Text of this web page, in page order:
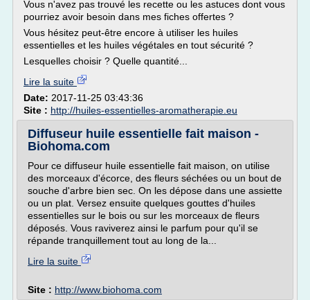
Vous n'avez pas trouvé les recette ou les astuces dont vous
pourriez avoir besoin dans mes fiches offertes ?
Vous hésitez peut-être encore à utiliser les huiles
essentielles et les huiles végétales en tout sécurité ?
Lesquelles choisir ? Quelle quantité...
Lire la suite
Date: 2017-11-25 03:43:36
Site : http://huiles-essentielles-aromatherapie.eu
Diffuseur huile essentielle fait maison -
Biohoma.com
Pour ce diffuseur huile essentielle fait maison, on utilise
des morceaux d'écorce, des fleurs séchées ou un bout de
souche d'arbre bien sec. On les dépose dans une assiette
ou un plat. Versez ensuite quelques gouttes d'huiles
essentielles sur le bois ou sur les morceaux de fleurs
déposés. Vous raviverez ainsi le parfum pour qu'il se
répande tranquillement tout au long de la...
Lire la suite
Site : http://www.biohoma.com